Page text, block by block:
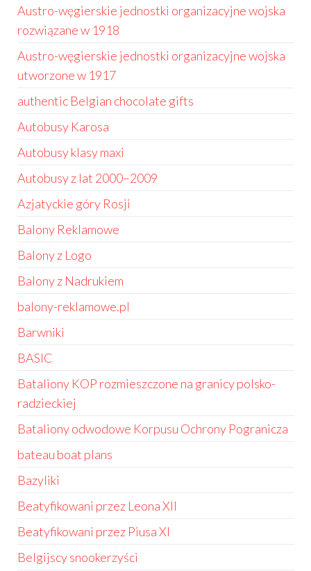
Austro-węgierskie jednostki organizacyjne wojska
rozwiązane w 1918
Austro-węgierskie jednostki organizacyjne wojska
utworzone w 1917
authentic Belgian chocolate gifts
Autobusy Karosa
Autobusy klasy maxi
Autobusy z lat 2000–2009
Azjatyckie góry Rosji
Balony Reklamowe
Balony z Logo
Balony z Nadrukiem
balony-reklamowe.pl
Barwniki
BASIC
Bataliony KOP rozmieszczone na granicy polsko-
radzieckiej
Bataliony odwodowe Korpusu Ochrony Pogranicza
bateau boat plans
Bazyliki
Beatyfikowani przez Leona XII
Beatyfikowani przez Piusa XI
Belgijscy snookerzyści